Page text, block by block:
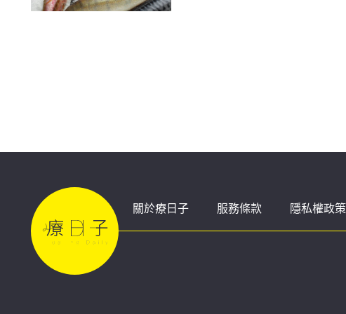
關於療日子 服務條款 隱私權政策